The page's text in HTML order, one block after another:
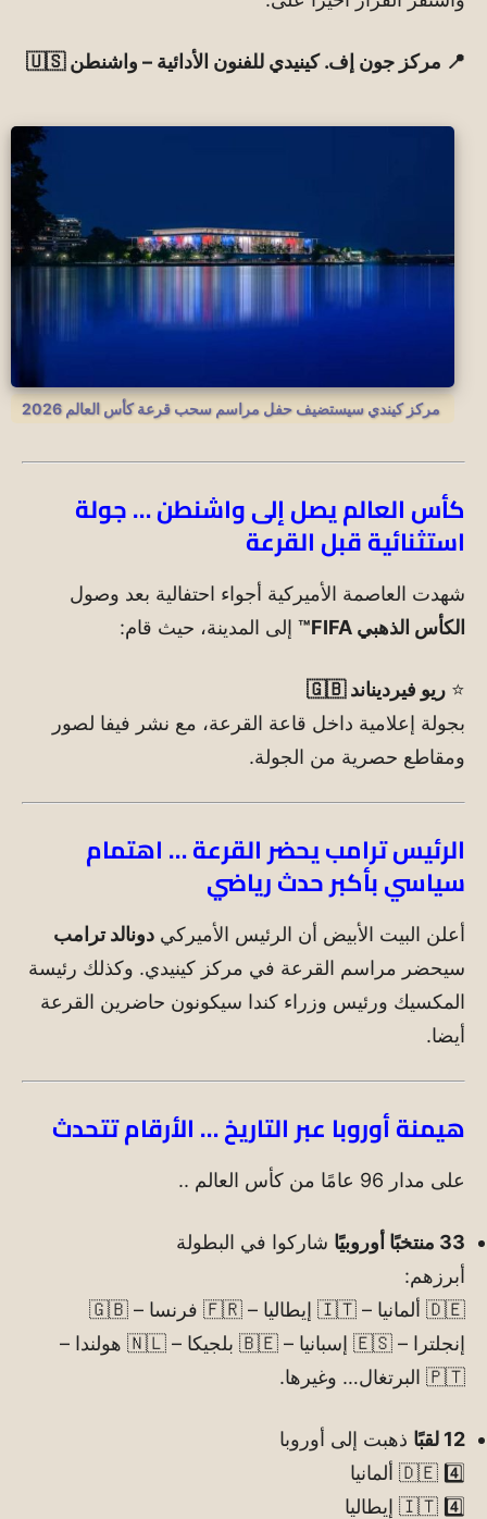
📍 مركز جون إف. كينيدي للفنون الأدائية – واشنطن 🇺🇸
مركز كيندي سيستضيف حفل مراسم سحب قرعة كأس العالم 2026
كأس العالم يصل إلى واشنطن … جولة
استثنائية قبل القرعة
شهدت العاصمة الأميركية أجواء احتفالية بعد وصول
الكأس الذهبي FIFA™
إلى المدينة، حيث قام:
⭐ ريو فيرديناند 🇬🇧
بجولة إعلامية داخل قاعة القرعة، مع نشر فيفا لصور
ومقاطع حصرية من الجولة.
الرئيس ترامب يحضر القرعة … اهتمام
سياسي بأكبر حدث رياضي
أعلن البيت الأبيض أن الرئيس الأميركي دونالد ترامب
سيحضر مراسم القرعة في مركز كينيدي. وكذلك رئيسة
المكسيك ورئيس وزراء كندا سيكونون حاضرين القرعة
أيضا.
هيمنة أوروبا عبر التاريخ … الأرقام تتحدث
على مدار 96 عامًا من كأس العالم ..
33 منتخبًا أوروبيًا
شاركوا في البطولة
أبرزهم:
🇩🇪 ألمانيا – 🇮🇹 إيطاليا – 🇫🇷 فرنسا – 🇬🇧
إنجلترا – 🇪🇸 إسبانيا – 🇧🇪 بلجيكا – 🇳🇱 هولندا –
🇵🇹 البرتغال… وغيرها.
12 لقبًا
ذهبت إلى أوروبا
4️⃣ 🇩🇪 ألمانيا
4️⃣ 🇮🇹 إيطاليا